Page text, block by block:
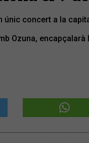
únic concert a la
Ozuna, encapçalarà